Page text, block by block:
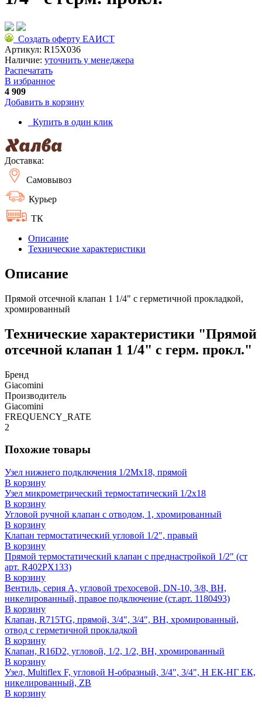
Создать оферту ЕАИСТ
Артикул: R15X036
Наличие: уточнить у менеджера
Распечатать
В избранное
4 909
Добавить в корзину
Купить в один клик
Доставка:
Самовывоз
Курьер
ТК
Описание
Технические характеристики
Описание
Прямой отсечной клапан 1 1/4" с герметичной прокладкой,
хромированный
Технические характеристики "Прямой
отсечной клапан 1 1/4" с герм. прокл."
Бренд
Giacomini
Производитель
Giacomini
FREQUENCY_RATE
2
Похожие товары
Узел нижнего подключения 1/2Mx18, прямой
В корзину
Узел микрометрический термостатический 1/2х18
В корзину
Угловой ручной клапан с отводом, 1, хромированный
В корзину
Клапан термостатический угловой 1/2", правый
В корзину
Прямой термостатический клапан с преднастройкой 1/2" (ст
арт. R402PX133)
В корзину
Вентиль, серия A, угловой трехосевой, DN-10, 3/8, ВН,
никелированный, правое подключение (ст.арт. 1180493)
В корзину
Клапан, R715TG, прямой, 3/4", 3/4", ВН, хромированный,
отвод с герметичной прокладкой
В корзину
Клапан, R16D2, угловой, 1/2, 1/2, ВН, хромированный
В корзину
Узел, Multiflex F, угловой H-образный, 3/4", 3/4", Н ЕК-НГ ЕК,
никелированный, ZB
В корзину